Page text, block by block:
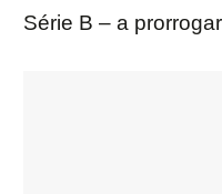
Série B – a